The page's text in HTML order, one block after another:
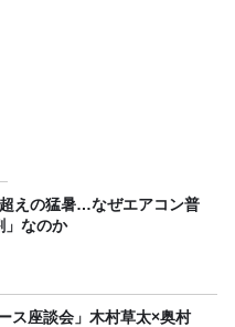
えの猛暑…なぜエアコン普
」なのか
ス座談会」木村草太×奥村